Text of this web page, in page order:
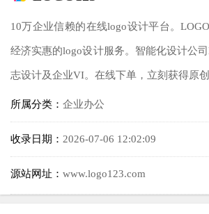
10万企业信赖的在线logo设计平台。
经济实惠的logo设计服务。智能化设计公
志设计及企业VI。在线下单，立刻获得原
所属分类： 企业办公
收录日期： 2026-07-06 12:02:09
源站网址： www.logo123.com